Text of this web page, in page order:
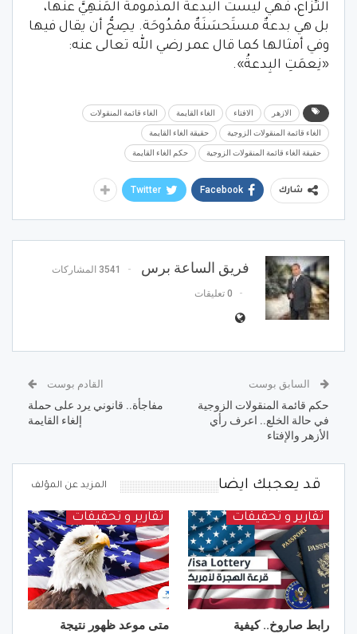
النـِّزاع، فهي ليست البدعةَ المذمومةَ المَنهِيَّ عنها،
بل هي بدعةٌ مستَحسَنَةٌ ممْدُوحَة. يصِحُّ أن يقال فيها
وفي أمثالها كما قال عمر رضي الله تعالى عنه:
«نِعمَتِ البِدعةُ».
الازهر الافتاء الغاء القايمة الغاء قائمة المنقولات
الغاء قائمة المنقولات الزوجية حقيقة الغاء القايمة
حقيقة الغاء قائمة المنقولات الزوجية حكم الغاء القايمة
شارك Facebook
Twitter
فريق الساعة برس 3541 المشاركات
0 تعليقات
السابق بوست
حكم قائمة المنقولات الزوجية
في حالة الخلع.. اعرف رأي
الأزهر والإفتاء
القادم بوست
مفاجأة.. قانوني يرد على حملة
إلغاء القايمة
قد يعجبك ايضا المزيد عن المؤلف
تقارير و تحقيقات
رابط صاروخ.. كيفية
تقارير و تحقيقات
متى موعد ظهور نتيجة